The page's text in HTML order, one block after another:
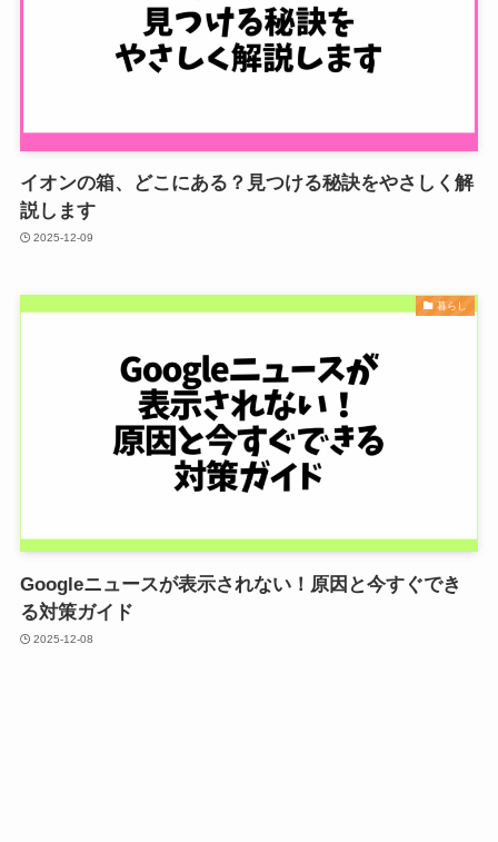
イオンの箱、どこにある？見つける秘訣をやさしく解
説します
2025-12-09
暮らし
Googleニュースが表示されない！原因と今すぐでき
る対策ガイド
2025-12-08